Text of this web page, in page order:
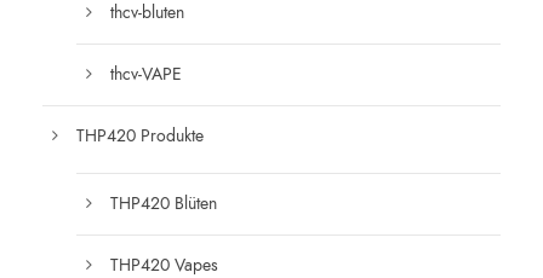
thcv-bluten
thcv-VAPE
THP420 Produkte
THP420 Blüten
THP420 Vapes